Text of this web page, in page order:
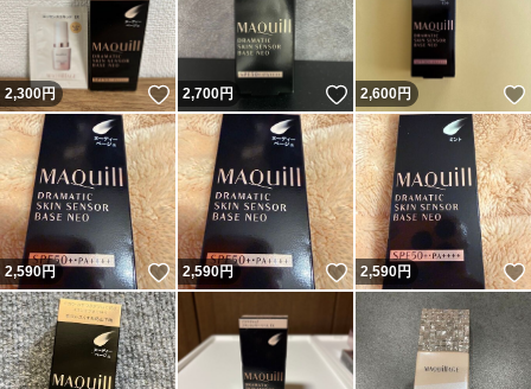
2,300円 いいね！
2,700円 いいね！
2,600円
2,590円 いいね！
2,590円 いいね！
2,590円